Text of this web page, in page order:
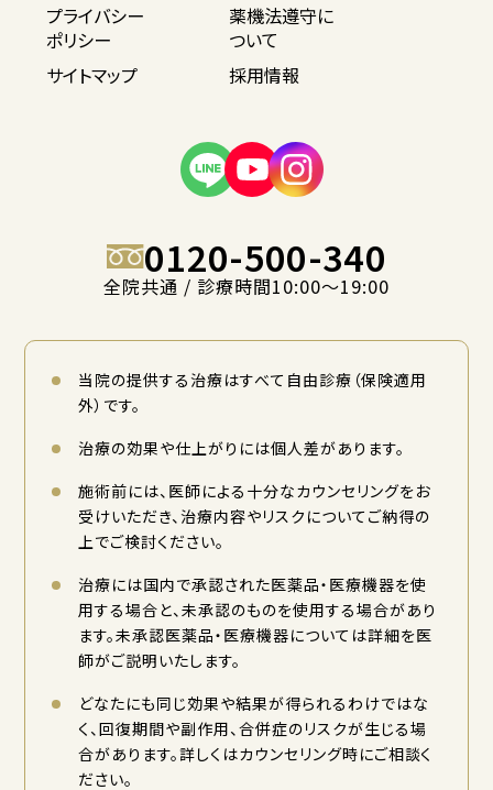
プライバシー
ポリシー
薬機法遵守に
ついて
サイトマップ
採用情報
0120-500-340
全院共通 / 診療時間10:00〜19:00
当院の提供する治療はすべて自由診療（保険適用
外）です。
治療の効果や仕上がりには個人差があります。
施術前には、医師による十分なカウンセリングをお
受けいただき、治療内容やリスクについてご納得の
上でご検討ください。
治療には国内で承認された医薬品・医療機器を使
用する場合と、未承認のものを使用する場合があり
ます。未承認医薬品・医療機器については詳細を医
師がご説明いたします。
どなたにも同じ効果や結果が得られるわけではな
く、回復期間や副作用、合併症のリスクが生じる場
合があります。詳しくはカウンセリング時にご相談く
ださい。